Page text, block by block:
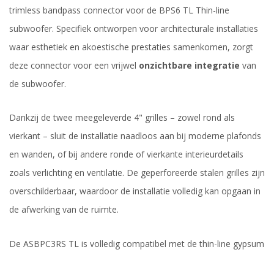
trimless bandpass connector voor de BPS6 TL Thin-line
subwoofer. Specifiek ontworpen voor architecturale installaties
waar esthetiek en akoestische prestaties samenkomen, zorgt
deze connector voor een vrijwel onzichtbare integratie van
de subwoofer.
Dankzij de twee meegeleverde 4" grilles – zowel rond als
vierkant – sluit de installatie naadloos aan bij moderne plafonds
en wanden, of bij andere ronde of vierkante interieurdetails
zoals verlichting en ventilatie. De geperforeerde stalen grilles zijn
overschilderbaar, waardoor de installatie volledig kan opgaan in
de afwerking van de ruimte.
De ASBPC3RS TL is volledig compatibel met de thin-line gypsum